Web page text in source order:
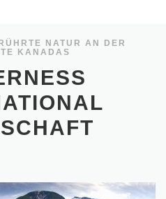
NATUR AN DER
KANADAS